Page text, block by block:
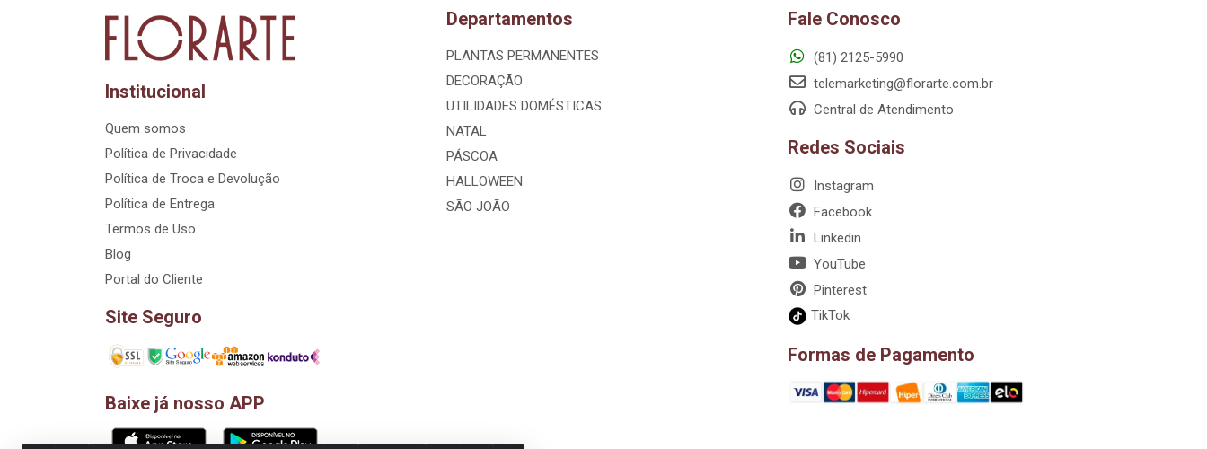
Institucional
Quem somos
Política de Privacidade
Política de Troca e Devolução
Política de Entrega
Termos de Uso
Blog
Portal do Cliente
Site Seguro
Baixe já nosso APP
Departamentos
PLANTAS PERMANENTES
DECORAÇÃO
UTILIDADES DOMÉSTICAS
NATAL
PÁSCOA
HALLOWEEN
SÃO JOÃO
Fale Conosco
(81) 2125-5990
telemarketing@florarte.com.br
Central de Atendimento
Redes Sociais
Instagram
Facebook
Linkedin
YouTube
Pinterest
TikTok
Formas de Pagamento